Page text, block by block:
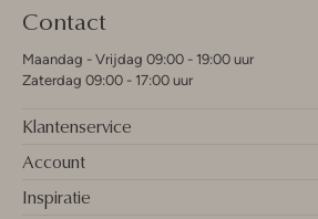
Contact
Maandag - Vrijdag 09:00 - 19:00 uur
Zaterdag 09:00 - 17:00 uur
Klantenservice
Account
Inspiratie